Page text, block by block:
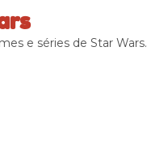
e séries de Star Wars.